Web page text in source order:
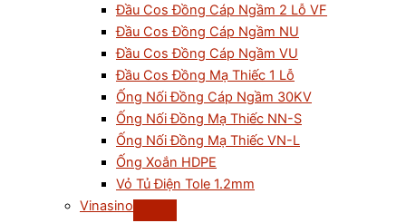
Đầu Cos Đồng Cáp Ngầm 2 Lỗ VF
Đầu Cos Đồng Cáp Ngầm NU
Đầu Cos Đồng Cáp Ngầm VU
Đầu Cos Đồng Mạ Thiếc 1 Lỗ
Ống Nối Đồng Cáp Ngầm 30KV
Ống Nối Đồng Mạ Thiếc NN-S
Ống Nối Đồng Mạ Thiếc VN-L
Ống Xoắn HDPE
Vỏ Tủ Điện Tole 1.2mm
Vinasino